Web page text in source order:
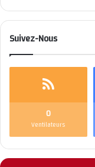
Suivez-Nous
0
Ventilateurs